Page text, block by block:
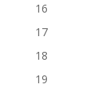
16
17
18
19